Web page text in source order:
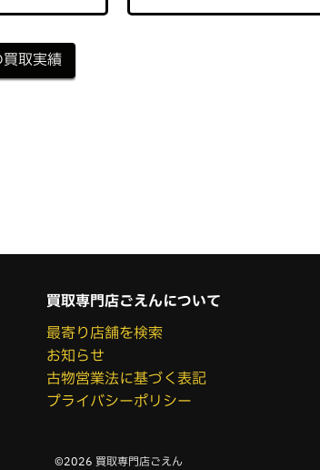
取実績
買取専門店ごえんについて
最寄り店舗を検索
お知らせ
古物営業法に基づく表記
プライバシーポリシー
©2026 買取専門店ごえん